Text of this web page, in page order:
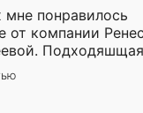
мне понравилось
от компании
изготовления.
Владислав
моему эскизу